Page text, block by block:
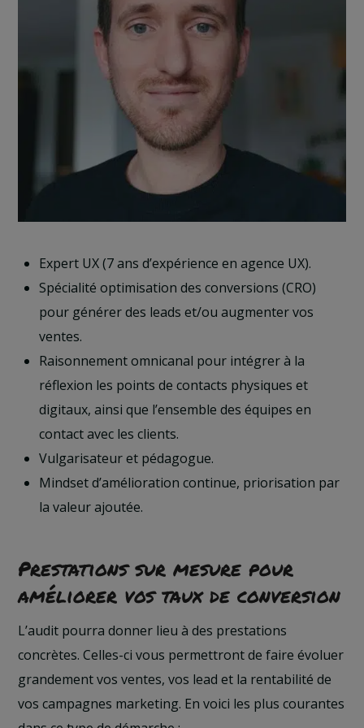
Expert UX (7 ans d’expérience en agence UX).
Spécialité optimisation des conversions (CRO)
pour générer des leads et/ou augmenter vos
ventes.
Raisonnement omnicanal pour intégrer à la
réflexion les points de contacts physiques et
digitaux, ainsi que l’ensemble des équipes en
contact avec les clients.
Vulgarisateur et pédagogue.
Mindset d’amélioration continue, priorisation par
la valeur ajoutée.
Prestations sur mesure pour
améliorer vos taux de conversion
L’audit pourra donner lieu à des prestations
concrètes. Celles-ci vous permettront de faire évoluer
grandement vos ventes, vos lead et la rentabilité de
vos campagnes marketing. En voici les plus courantes